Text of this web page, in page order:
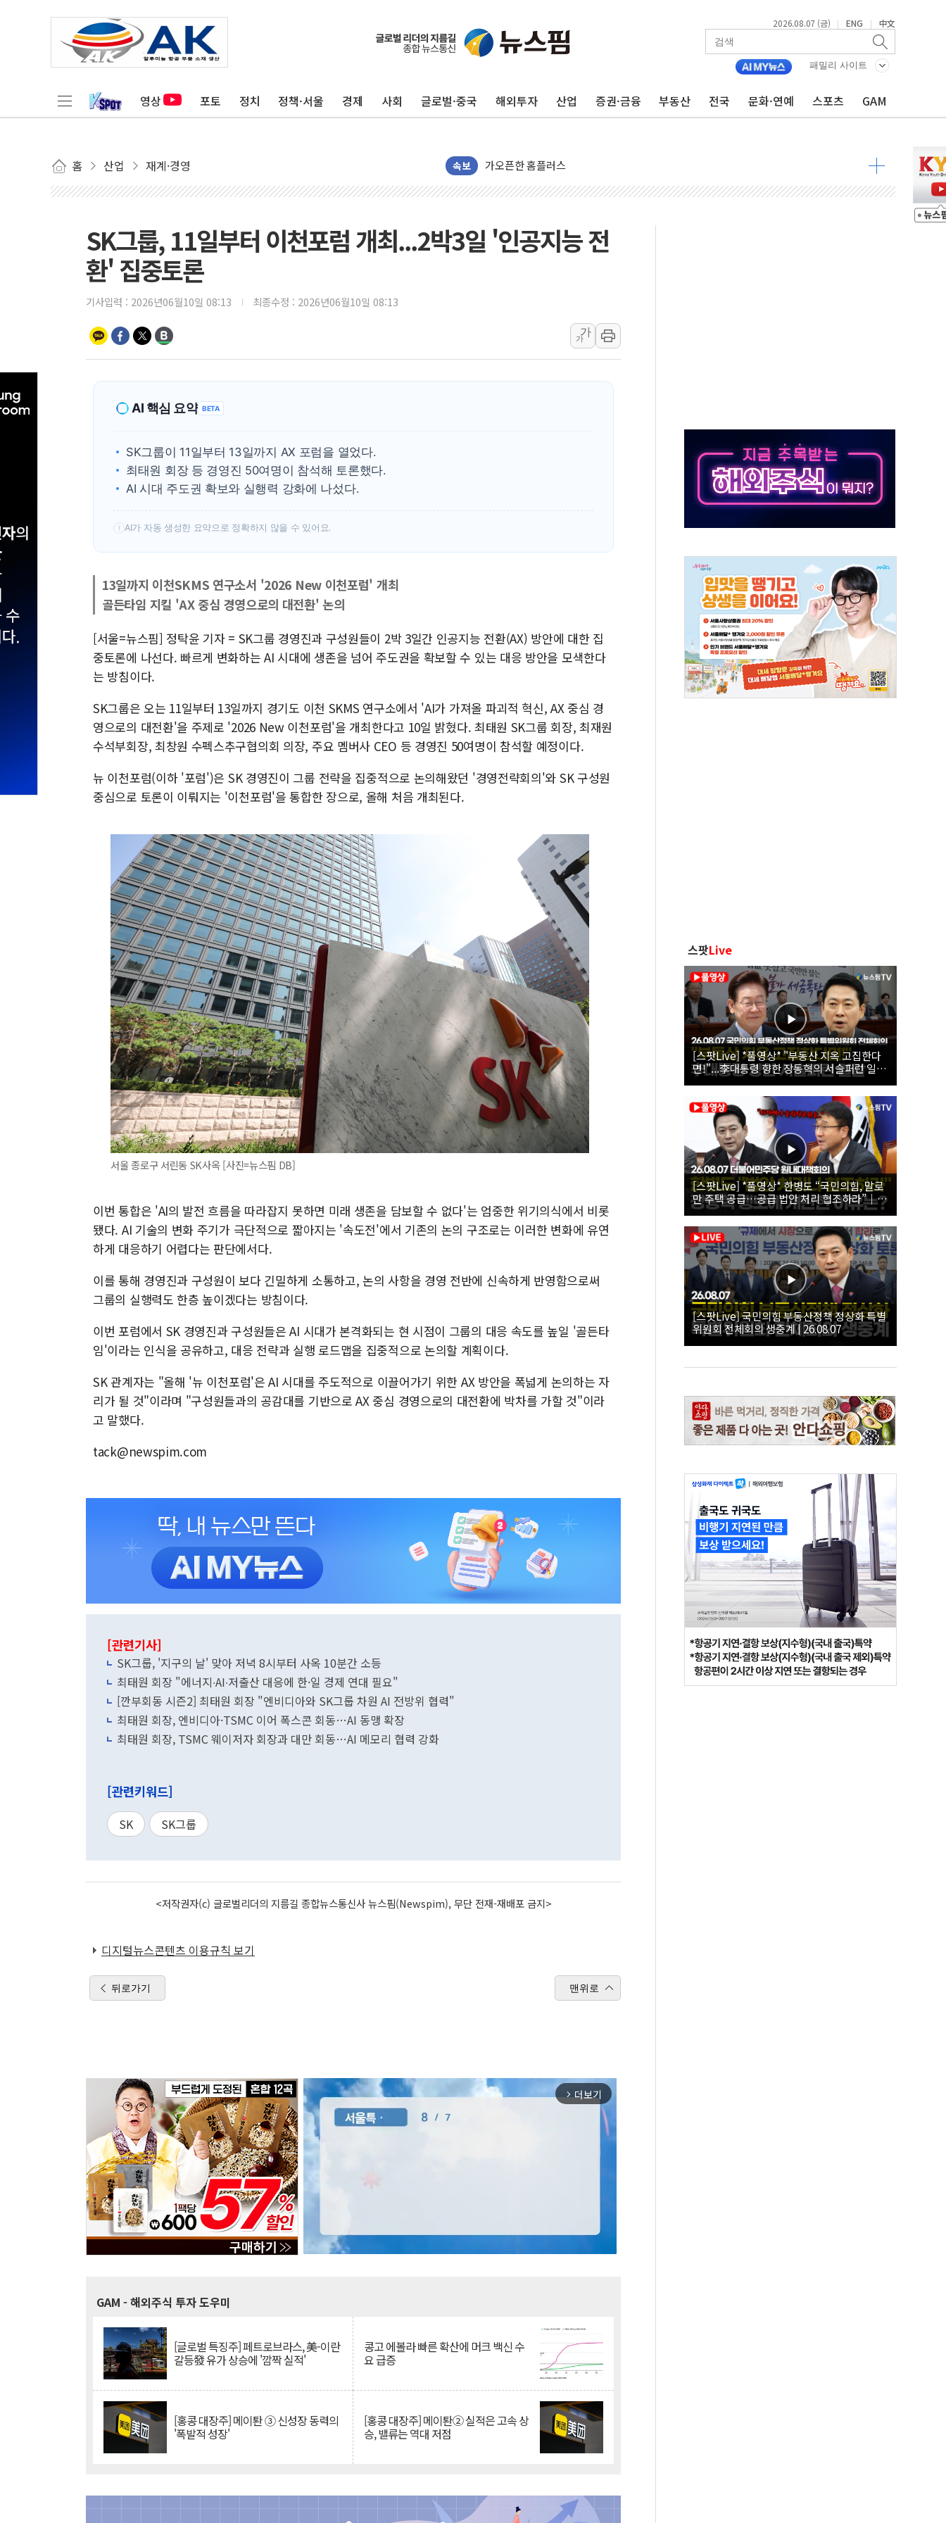
2026.08.07 (금) | ENG | 中文
패밀리 사이트
영상 포토 정치 정책·서울 경제 사회 글로벌·중국 해외투자 산업 증권·금융 부동산 전국 문화·연예 스포츠 GAM
홈 산업 재계·경영 속보
수박으로 여름 나는 하마
캠코, 5918억원 규모 압류재산 1506건 공매
[시승기] 공간·승차감 잡은 볼보 EX90…'올 터치'는 호불호
돌아온 홈플러스
[종합] 청도 흥선리 야산 산불 1시간36분만에 주불진화....인명피해 없어
라인게임즈, '콰이어트' 테스트 참가자 3만 명 돌파
에어로케이항공, 청주-중국 청두 노선 운항허가 취득...중국 노선 다변화
KTis, 02-114로 카카오 T 택시 호출 서비스
해군1함대 '창설 80주년' 기념식...지역축제 '불금전파, 송정'과 상생
'해병 순직 책임' 임성근 전 사단장 항소심도 징역 3년
SK그룹, 11일부터 이천포럼 개최...2박3일 '인공지능 전
환' 집중토론
기사입력 : 2026년06월10일 08:13 최종수정 : 2026년06월10일 08:13
가
가
AI 핵심 요약 BETA
SK그룹이 11일부터 13일까지 AX 포럼을 열었다.
최태원 회장 등 경영진 50여명이 참석해 토론했다.
AI 시대 주도권 확보와 실행력 강화에 나섰다.
! AI가 자동 생성한 요약으로 정확하지 않을 수 있어요.
13일까지 이천SKMS 연구소서 '2026 New 이천포럼' 개최
골든타임 지킬 'AX 중심 경영으로의 대전환' 논의
[서울=뉴스핌] 정탁윤 기자 = SK그룹 경영진과 구성원들이 2박 3일간 인공지능 전환(AX) 방안에 대한 집
중토론에 나선다. 빠르게 변화하는 AI 시대에 생존을 넘어 주도권을 확보할 수 있는 대응 방안을 모색한다
는 방침이다.
SK그룹은 오는 11일부터 13일까지 경기도 이천 SKMS 연구소에서 'AI가 가져올 파괴적 혁신, AX 중심 경
영으로의 대전환'을 주제로 '2026 New 이천포럼'을 개최한다고 10일 밝혔다. 최태원 SK그룹 회장, 최재원
수석부회장, 최창원 수펙스추구협의회 의장, 주요 멤버사 CEO 등 경영진 50여명이 참석할 예정이다.
뉴 이천포럼(이하 '포럼')은 SK 경영진이 그룹 전략을 집중적으로 논의해왔던 '경영전략회의'와 SK 구성원
중심으로 토론이 이뤄지는 '이천포럼'을 통합한 장으로, 올해 처음 개최된다.
서울 종로구 서린동 SK사옥 [사진=뉴스핌 DB]
이번 통합은 'AI의 발전 흐름을 따라잡지 못하면 미래 생존을 담보할 수 없다'는 엄중한 위기의식에서 비롯
됐다. AI 기술의 변화 주기가 극단적으로 짧아지는 '속도전'에서 기존의 논의 구조로는 이러한 변화에 유연
하게 대응하기 어렵다는 판단에서다.
이를 통해 경영진과 구성원이 보다 긴밀하게 소통하고, 논의 사항을 경영 전반에 신속하게 반영함으로써
그룹의 실행력도 한층 높이겠다는 방침이다.
이번 포럼에서 SK 경영진과 구성원들은 AI 시대가 본격화되는 현 시점이 그룹의 대응 속도를 높일 '골든타
임'이라는 인식을 공유하고, 대응 전략과 실행 로드맵을 집중적으로 논의할 계획이다.
SK 관계자는 "올해 '뉴 이천포럼'은 AI 시대를 주도적으로 이끌어가기 위한 AX 방안을 폭넓게 논의하는 자
리가 될 것"이라며 "구성원들과의 공감대를 기반으로 AX 중심 경영으로의 대전환에 박차를 가할 것"이라
고 말했다.
tack@newspim.com
[관련기사]
SK그룹, '지구의 날' 맞아 저녁 8시부터 사옥 10분간 소등
최태원 회장 "에너지∙AI∙저출산 대응에 한·일 경제 연대 필요"
[깐부회동 시즌2] 최태원 회장 "엔비디아와 SK그룹 차원 AI 전방위 협력"
최태원 회장, 엔비디아·TSMC 이어 폭스콘 회동…AI 동맹 확장
최태원 회장, TSMC 웨이저자 회장과 대만 회동…AI 메모리 협력 강화
[관련키워드]
SK SK그룹
<저작권자(c) 글로벌리더의 지름길 종합뉴스통신사 뉴스핌(Newspim), 무단 전재-재배포 금지>
디지털뉴스콘텐츠 이용규칙 보기
뒤로가기 맨위로
arrow_forward_ios 더보기
GAM - 해외주식 투자 도우미
[글로벌 특징주] 페트로브라스, 美-이란
갈등發 유가 상승에 '깜짝 실적'
콩고 에볼라 빠른 확산에 머크 백신 수
요 급증
[홍콩 대장주] 메이퇀 ③ 신성장 동력의
'폭발적 성장'
[홍콩 대장주] 메이퇀② 실적은 고속 상
승, 밸류는 역대 저점
스팟Live
[스팟Live] *풀영상* "부동산 지옥 고집한다
면!"...李대통령 향한 장동혁의 서슬퍼런 일갈
| 26.08.07 국민의힘 부동산정책 정상화 특별
위원회 전체회의
[스팟Live] *풀영상* 한병도 “국민의힘, 말로
만 주택 공급…공급 법안 처리 협조하라”｜
26.08.07 더불어민주당 원내대책회의
[스팟Live] 국민의힘 부동산정책 정상화 특별
위원회 전체회의 생중계 | 26.08.07